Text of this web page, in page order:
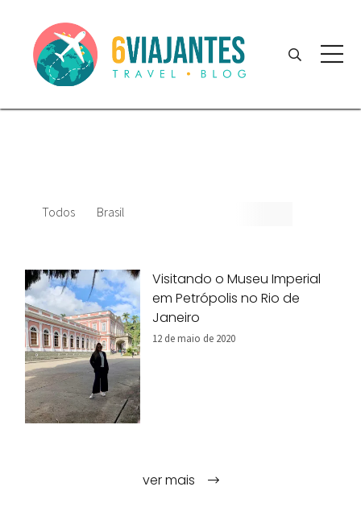
Todos Brasil
Visitando o Museu Imperial
em Petrópolis no Rio de
Janeiro
12 de maio de 2020
ver mais